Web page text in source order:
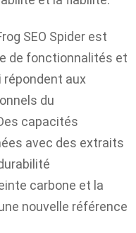
SEO Spider est
de fonctionnalités et
aux
du
capacités
avec des extraits
carbone et la
nouvelle référence